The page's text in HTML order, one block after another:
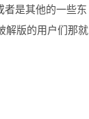
者是其他的一些东
解版的用户们那就